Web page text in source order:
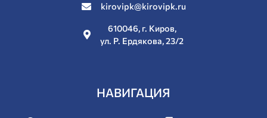
kirovipk@kirovipk.ru
610046, г. Киров,
ул. Р. Ердякова, 23/2
НАВИГАЦИЯ